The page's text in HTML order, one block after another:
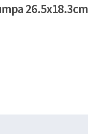
26.5x18.3cm